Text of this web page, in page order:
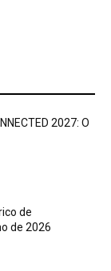
2027: O
de
de 2026